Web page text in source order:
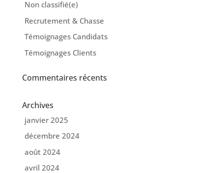
Non classifié(e)
Recrutement & Chasse
Témoignages Candidats
Témoignages Clients
Commentaires récents
Archives
janvier 2025
décembre 2024
août 2024
avril 2024